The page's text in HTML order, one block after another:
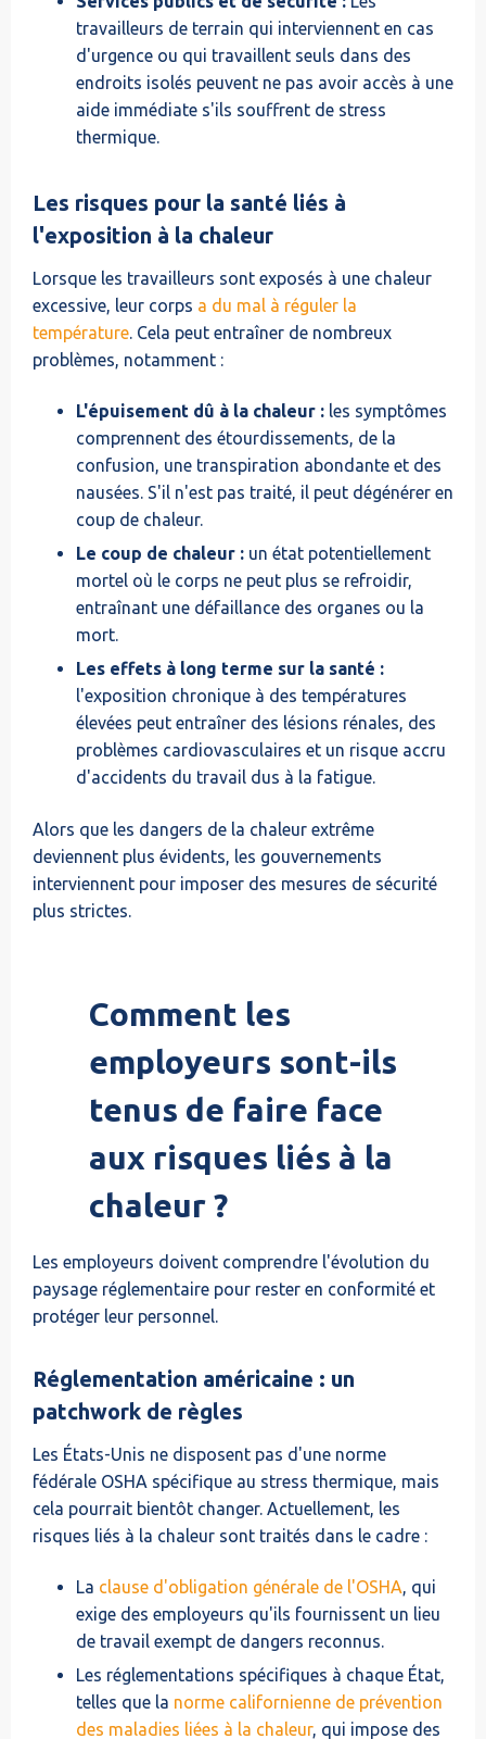
travailleurs de terrain qui interviennent en cas
d'urgence ou qui travaillent seuls dans des
endroits isolés peuvent ne pas avoir accès à une
aide immédiate s'ils souffrent de stress
thermique.
Les risques pour la santé liés à
l'exposition à la chaleur
Lorsque les travailleurs sont exposés à une chaleur
excessive, leur corps a du mal à réguler la
température. Cela peut entraîner de nombreux
problèmes, notamment :
L'épuisement dû à la chaleur : les symptômes
comprennent des étourdissements, de la
confusion, une transpiration abondante et des
nausées. S'il n'est pas traité, il peut dégénérer en
coup de chaleur.
Le coup de chaleur : un état potentiellement
mortel où le corps ne peut plus se refroidir,
entraînant une défaillance des organes ou la
mort.
Les effets à long terme sur la santé :
l'exposition chronique à des températures
élevées peut entraîner des lésions rénales, des
problèmes cardiovasculaires et un risque accru
d'accidents du travail dus à la fatigue.
Alors que les dangers de la chaleur extrême
deviennent plus évidents, les gouvernements
interviennent pour imposer des mesures de sécurité
plus strictes.
Comment les
employeurs sont-ils
tenus de faire face
aux risques liés à la
chaleur ?
Les employeurs doivent comprendre l'évolution du
paysage réglementaire pour rester en conformité et
protéger leur personnel.
Réglementation américaine : un
patchwork de règles
Les États-Unis ne disposent pas d'une norme
fédérale OSHA spécifique au stress thermique, mais
cela pourrait bientôt changer. Actuellement, les
risques liés à la chaleur sont traités dans le cadre :
La clause d'obligation générale de l'OSHA, qui
exige des employeurs qu'ils fournissent un lieu
de travail exempt de dangers reconnus.
Les réglementations spécifiques à chaque État,
telles que la norme californienne de prévention
des maladies liées à la chaleur, qui impose des